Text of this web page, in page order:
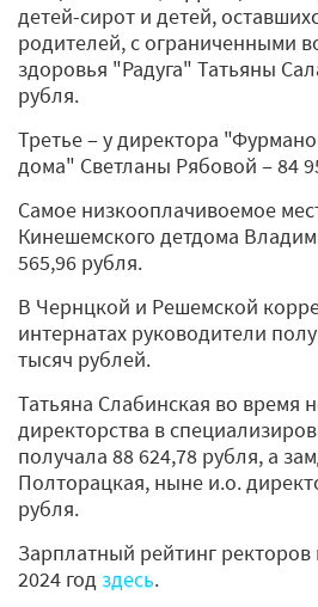
детей-сирот и детей,
родителей, с ограниченными
здоровья "Радуга" Татьяны
рубля.
Третье ‒ у директора
дома" Светланы Рябовой ‒ 84
Самое низкооплачивоемое
Кинешемского детдома
565,96 рубля.
В Чернцкой и Решемской
интернатах руководители
тысяч рублей.
Татьяна Слабинская во время
директорства в
получала 88 624,78 рубля, а
Полторацкая, ныне и.о.
рубля.
Зарплатный рейтинг ректоров
2024 год здесь.